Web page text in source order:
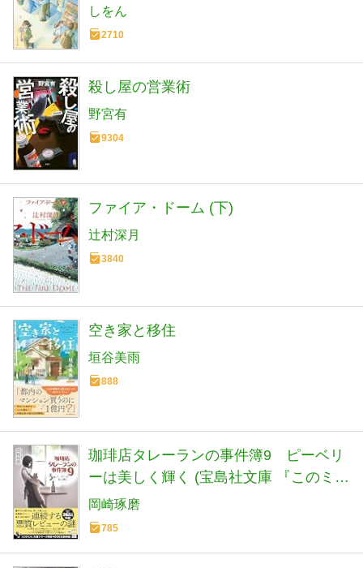
しをん
2710
殺し屋の営業術
野宮有
9304
ファイア・ドーム (下)
辻村深月
3840
空き家と移住
垣谷美雨
888
珈琲店タレーランの事件簿9 ピーベリ
ーは美しく輝く (宝島社文庫 『このミ
ス』大賞シリーズ)
岡崎琢磨
785